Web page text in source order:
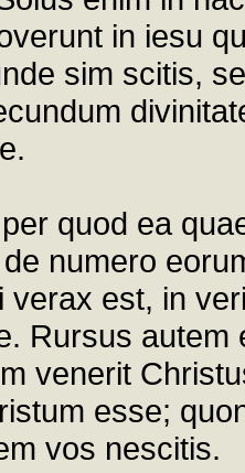
in iesu
sim scitis,
quod ea
numero
verax est, in
Rursus
venerit
esse;
vos nescitis.